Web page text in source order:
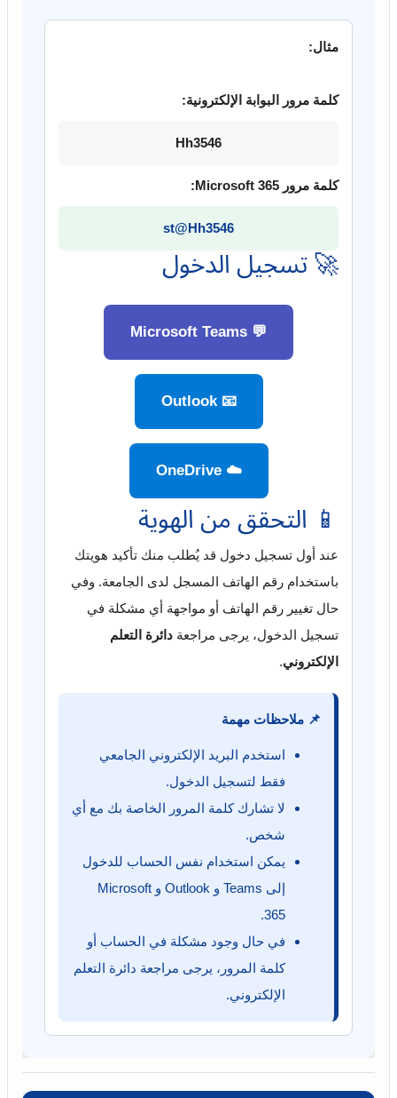
مثال:
كلمة مرور البوابة الإلكترونية:
Hh3546
كلمة مرور Microsoft 365:
st@Hh3546
🚀 تسجيل الدخول
💬 Microsoft Teams
📧 Outlook
☁️ OneDrive
📱 التحقق من الهوية
عند أول تسجيل دخول قد يُطلب منك تأكيد هويتك
باستخدام رقم الهاتف المسجل لدى الجامعة. وفي
حال تغيير رقم الهاتف أو مواجهة أي مشكلة في
تسجيل الدخول، يرجى مراجعة دائرة التعلم
الإلكتروني.
📌 ملاحظات مهمة
استخدم البريد الإلكتروني الجامعي
فقط لتسجيل الدخول.
لا تشارك كلمة المرور الخاصة بك مع أي
شخص.
يمكن استخدام نفس الحساب للدخول
إلى Teams و Outlook و Microsoft
365.
في حال وجود مشكلة في الحساب أو
كلمة المرور، يرجى مراجعة دائرة التعلم
الإلكتروني.